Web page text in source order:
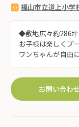
福山市立道上小学
◆敷地広々約286坪!! 広いお庭が広がり 家庭菜園や夏
お子様は楽しくプ
ワンちゃんが自由
辺町内を一望で
駐車拡張スペー
お問い合わせ